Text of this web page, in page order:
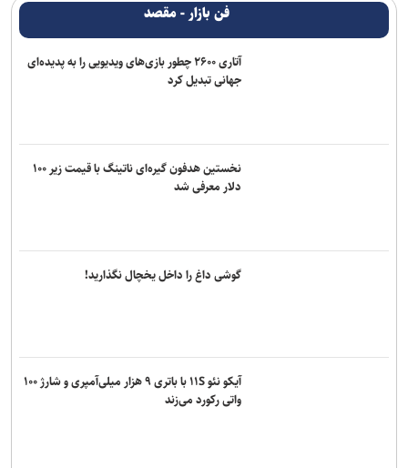
فن بازار - مقصد
آتاری ۲۶۰۰ چطور بازی‌های ویدیویی را به پدیده‌ای
جهانی تبدیل کرد
نخستین هدفون گیره‌ای ناتینگ با قیمت زیر ۱۰۰
دلار معرفی شد
گوشی داغ را داخل یخچال نگذارید!
آیکو نئو ۱۱S با باتری ۹ هزار میلی‌آمپری و شارژ ۱۰۰
واتی رکورد می‌زند